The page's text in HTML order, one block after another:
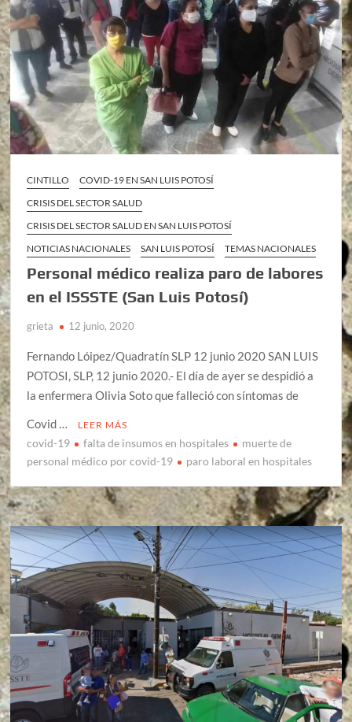
CINTILLO
COVID-19 EN SAN LUIS POTOSÍ
CRISIS DEL SECTOR SALUD
CRISIS DEL SECTOR SALUD EN SAN LUIS POTOSÍ
NOTICIAS NACIONALES
SAN LUIS POTOSÍ TEMAS NACIONALES
Personal médico realiza paro de labores
en el ISSSTE (San Luis Potosí)
grieta 12 junio, 2020
Fernando Lóipez/Quadratín SLP 12 junio 2020 SAN LUIS
POTOSI, SLP, 12 junio 2020.- El día de ayer se despidió a
la enfermera Olivia Soto que falleció con síntomas de
Covid …
LEER MÁS
covid-19 falta de insumos en hospitales
muerte de
personal médico por covid-19
paro laboral en hospitales